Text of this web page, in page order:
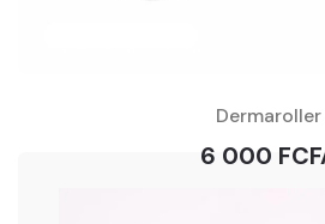
Dermaroller
6 000